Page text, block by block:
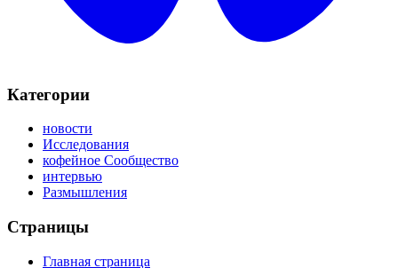
Категории
новости
Исследования
кофейное Сообщество
интервью
Размышления
Страницы
Главная страница